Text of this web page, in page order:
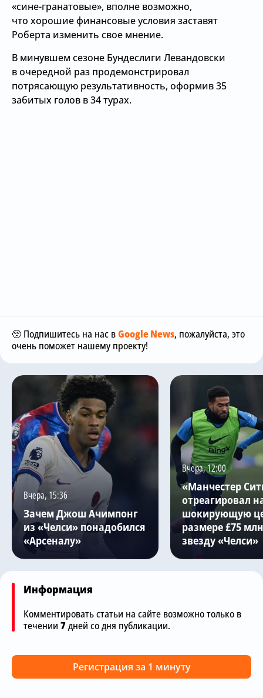
«сине-гранатовые», вполне возможно,
что хорошие финансовые условия заставят
Роберта изменить свое мнение.
В минувшем сезоне Бундеслиги Левандовски
в очередной раз продемонстрировал
потрясающую результативность, оформив 35
забитых голов в 34 турах.
🥺 Подпишитесь на нас вGoogle News, пожалуйста, это
очень поможет нашему проекту!
Вчера, 15:36
Зачем Джош Ачимпонг
из «Челси» понадобился
«Арсеналу»
Вчера, 12:00
«Манчестер
отреагировал
шокирующую
размере £75
звезду «Челси»
Информация
Комментировать статьи на сайте возможно только в
течении 7дней со дня публикации.
Регистрация за 1 минуту